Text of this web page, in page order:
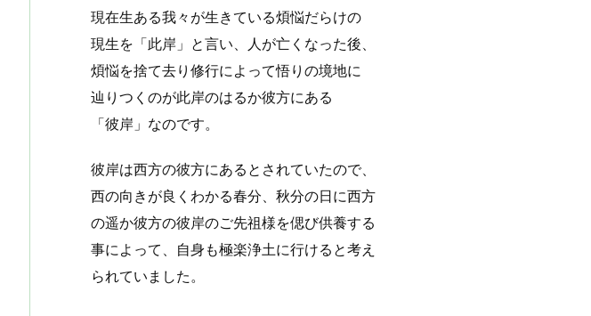
現在生ある我々が生きている煩悩だらけの
現生を「此岸」と言い、人が亡くなった後、
煩悩を捨て去り修行によって悟りの境地に
辿りつくのが此岸のはるか彼方にある
「彼岸」なのです。
彼岸は西方の彼方にあるとされていたので、
西の向きが良くわかる春分、秋分の日に西方
の遥か彼方の彼岸のご先祖様を偲び供養する
事によって、自身も極楽浄土に行けると考え
られていました。